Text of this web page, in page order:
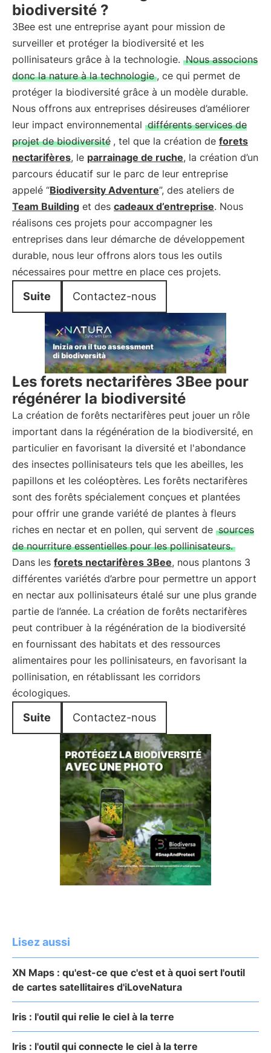
biodiversité ?
3Bee est une entreprise ayant pour mission de
surveiller et protéger la biodiversité et les
pollinisateurs grâce à la technologie. Nous associons
donc la nature à la technologie , ce qui permet de
protéger la biodiversité grâce à un modèle durable.
Nous offrons aux entreprises désireuses d’améliorer
leur impact environnemental différents services de
projet de biodiversité , tel que la création de forets
nectarifères, le parrainage de ruche, la création d’un
parcours éducatif sur le parc de leur entreprise
appelé “Biodiversity Adventure”, des ateliers de
Team Building et des cadeaux d’entreprise. Nous
réalisons ces projets pour accompagner les
entreprises dans leur démarche de développement
durable, nous leur offrons alors tous les outils
nécessaires pour mettre en place ces projets.
Suite Contactez-nous
Les forets nectarifères 3Bee pour
régénérer la biodiversité
La création de forêts nectarifères peut jouer un rôle
important dans la régénération de la biodiversité, en
particulier en favorisant la diversité et l'abondance
des insectes pollinisateurs tels que les abeilles, les
papillons et les coléoptères. Les forêts nectarifères
sont des forêts spécialement conçues et plantées
pour offrir une grande variété de plantes à fleurs
riches en nectar et en pollen, qui servent de sources
de nourriture essentielles pour les pollinisateurs.
Dans les forets nectarifères 3Bee, nous plantons 3
différentes variétés d’arbre pour permettre un apport
en nectar aux pollinisateurs étalé sur une plus grande
partie de l’année. La création de forêts nectarifères
peut contribuer à la régénération de la biodiversité
en fournissant des habitats et des ressources
alimentaires pour les pollinisateurs, en favorisant la
pollinisation, en rétablissant les corridors
écologiques.
Suite Contactez-nous
Lisez aussi
XN Maps : qu'est-ce que c'est et à quoi sert l'outil
de cartes satellitaires d'iLoveNatura
Iris : l'outil qui relie le ciel à la terre
Iris : l'outil qui connecte le ciel à la terre